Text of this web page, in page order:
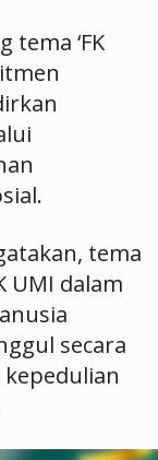
‘FK
tema
UMI dalam
secara